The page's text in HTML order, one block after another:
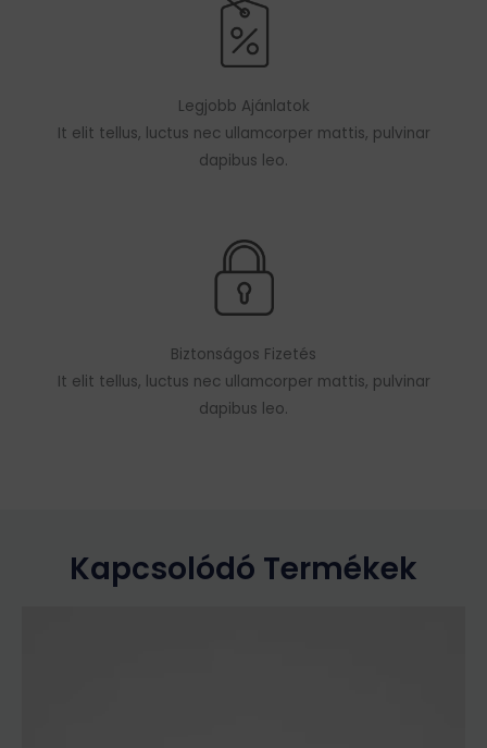
Legjobb Ajánlatok
It elit tellus, luctus nec ullamcorper mattis, pulvinar
dapibus leo.
Biztonságos Fizetés
It elit tellus, luctus nec ullamcorper mattis, pulvinar
dapibus leo.
Kapcsolódó Termékek